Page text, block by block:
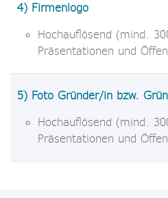
4) Firmenlogo
Hochauflösend (mind.
Präsentationen und
5) Foto Gründer/in bzw.
Hochauflösend (mind.
Präsentationen und